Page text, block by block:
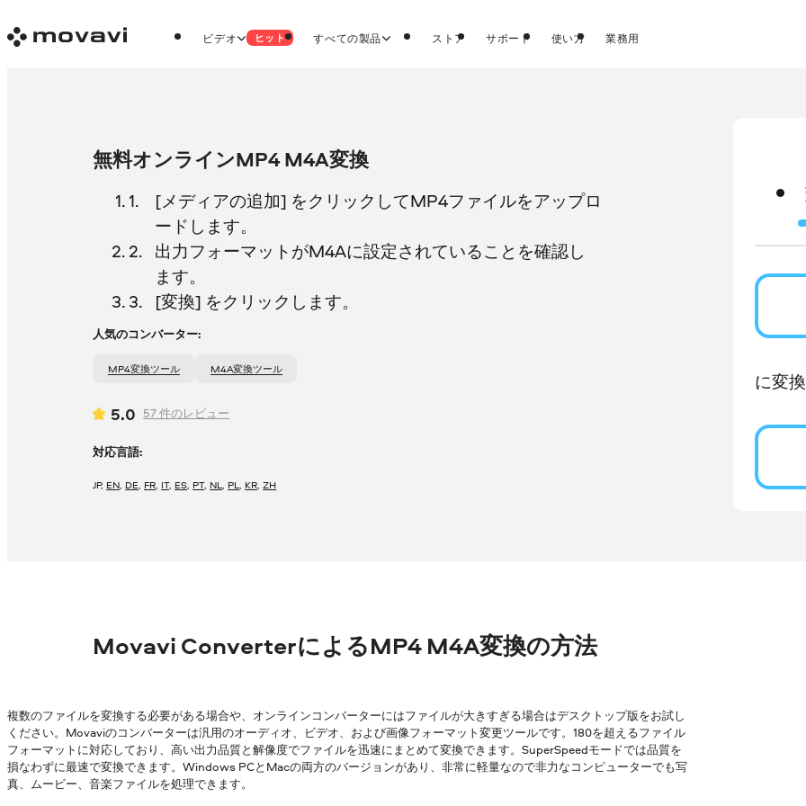
ビデオ ヒット すべての製品 ストア サポート 使い方 業務用
無料オンラインMP4 M4A変換
[メディアの追加] をクリックしてMP4ファイルをアップロ
ードします。
出力フォーマットがM4Aに設定されていることを確認し
ます。
[変換] をクリックします。
人気のコンバーター:
MP4変換ツール M4A変換ツール
5.0 57件のレビュー
対応言語:
JP, EN, DE, FR, IT, ES, PT, NL, PL, KR,ZH
に変換
Movavi ConverterによるMP4 M4A変換の方法
複数のファイルを変換する必要がある場合や、オンラインコンバーターにはファイルが大きすぎる場合はデスクトップ版をお試し
ください。Movaviのコンバーターは汎用のオーディオ、ビデオ、および画像フォーマット変更ツールです。180を超えるファイル
フォーマットに対応しており、高い出力品質と解像度でファイルを迅速にまとめて変換できます。SuperSpeedモードでは品質を
損なわずに最速で変換できます。Windows PCとMacの両方のバージョンがあり、非常に軽量なので非力なコンピューターでも写
真、ムービー、音楽ファイルを処理できます。